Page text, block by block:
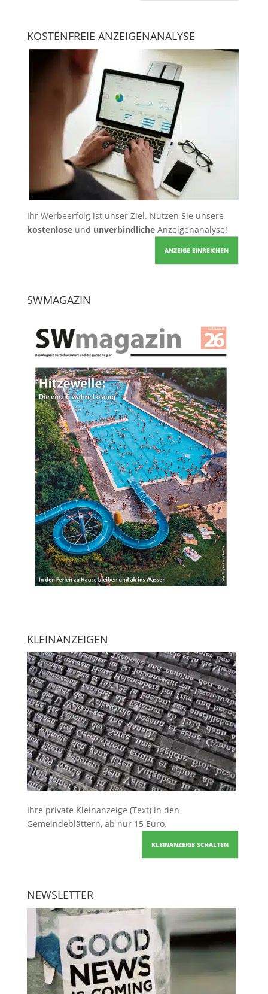
KOSTENFREIE ANZEIGENANALYSE
Ihr Werbeerfolg ist unser Ziel. Nutzen Sie unsere
kostenloseund unverbindlicheAnzeigenanalyse!
ANZEIGE EINREICHEN
SWMAGAZIN
KLEINANZEIGEN
Ihre private Kleinanzeige (Text) in den
Gemeindeblättern, ab nur 15 Euro.
KLEINANZEIGE SCHALTEN
NEWSLETTER